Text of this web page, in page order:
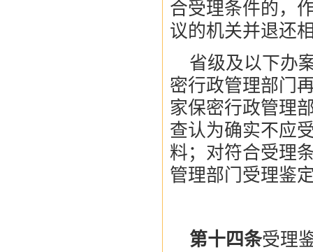
合受理条件的，
议的机关并退还
省级及以下办
密行政管理部门
家保密行政管理
查认为确实不应
料；对符合受理
管理部门受理鉴
第十四条受理